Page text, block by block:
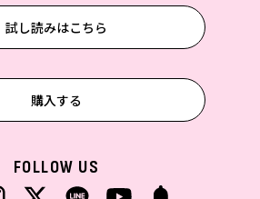
試し読みはこちら
購入する
FOLLOW US